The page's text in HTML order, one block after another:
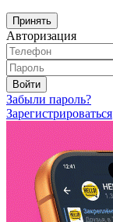
Принять
Авторизация
Войти
Забыли пароль?
Зарегистрироваться